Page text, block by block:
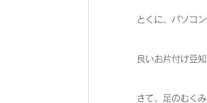
とくに、パソコ
良いお片付け豆
さて、足のむく